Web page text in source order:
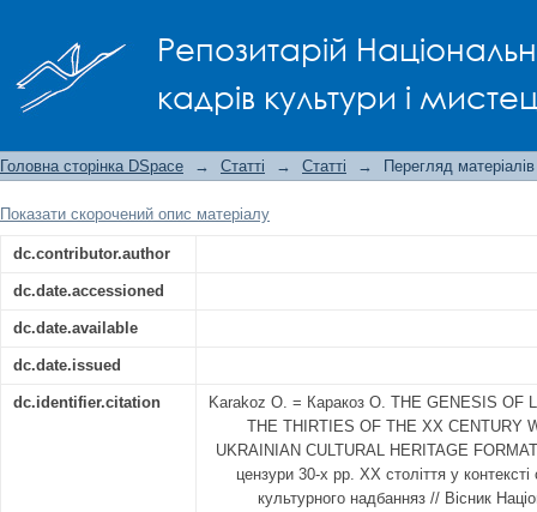
Репозитарій
кадрів культури і
THE CONTEXT OF UKRAINIAN
Головна сторінка DSpace → Статті → Статті → Перегляд матеріалів
Показати скорочений опис матеріалу
dc.contributor.author
dc.date.accessioned
dc.date.available
dc.date.issued
dc.identifier.citation
Karakoz O. = Каракоз О. THE GENESIS OF
THE THIRTIES OF THE XX CENTURY
UKRAINIAN CULTURAL HERITAGE
цензури 30-х рр. XX століття у
культурного надбанняз // Вісник